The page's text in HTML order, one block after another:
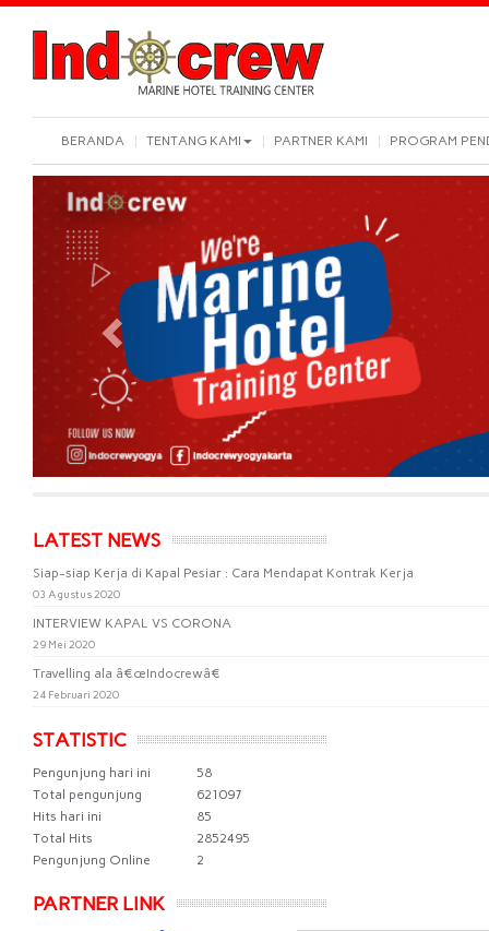
BERANDA TENTANG KAMI PARTNER KAMI PROGRAM
Previous
LATEST NEWS
Siap-siap Kerja di Kapal Pesiar : Cara Mendapat Kontrak Kerja
03 Agustus 2020
INTERVIEW KAPAL VS CORONA
29 Mei 2020
Travelling ala â€œIndocrewâ€
24 Februari 2020
STATISTIC
Pengunjung hari ini
58
Total pengunjung
621097
Hits hari ini
85
Total Hits
2852495
Pengunjung Online
2
PARTNER LINK